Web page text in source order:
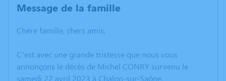
Message de la famille
Chère famille, chers amis,
C’est avec une grande tristesse que nous vous
annonçons le décès de Michel CONRY survenu le
samedi 22 avril 2023 à Chalon-sur-Saône.